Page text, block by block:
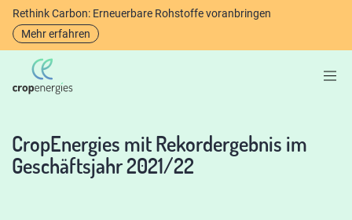
Rethink Carbon: Erneuerbare Rohstoffe voranbringen
Mehr erfahren
CropEnergies mit Rekordergebnis im
Geschäftsjahr 2021/22